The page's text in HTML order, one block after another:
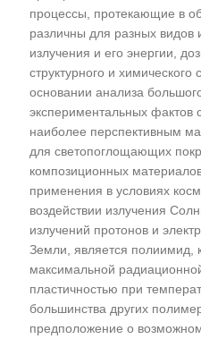
процессы, протекающие в
различны для разных видов
излучения и его энергии,
структурного и
основании анализа
экспериментальных фактов
наиболее перспективным
для светопоглощающих
композиционных
применения в условиях
воздействии излучения
излучений протонов и
Земли, является полиимид,
максимальной
пластичностью при
большинства других
предположение о